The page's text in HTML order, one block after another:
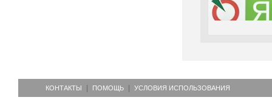
КОНТАКТЫ ПОМОЩЬ УСЛОВИЯ ИСПОЛЬЗОВАНИЯ